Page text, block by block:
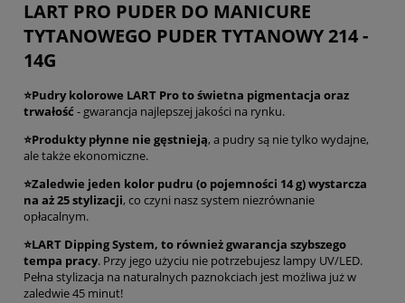
LART PRO PUDER DO MANICURE
TYTANOWEGO PUDER TYTANOWY 214 -
14G
⭐Pudry kolorowe LART Pro to świetna pigmentacja oraz
trwałość - gwarancja najlepszej jakości na rynku.
⭐Produkty płynne nie gęstnieją, a pudry są nie tylko wydajne,
ale także ekonomiczne.
⭐Zaledwie jeden kolor pudru (o pojemności 14 g) wystarcza
na aż 25 stylizacji, co czyni nasz system niezrównanie
opłacalnym.
⭐LART Dipping System, to również gwarancja szybszego
tempa pracy. Przy jego użyciu nie potrzebujesz lampy UV/LED.
Pełna stylizacja na naturalnych paznokciach jest możliwa już w
zaledwie 45 minut!